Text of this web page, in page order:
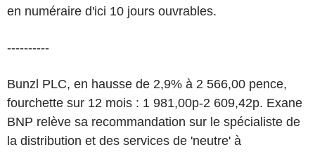
en numéraire d'ici 10 jours ouvrables.
----------
Bunzl PLC, en hausse de 2,9% à 2 566,00 pence,
fourchette sur 12 mois : 1 981,00p-2 609,42p. Exane
BNP relève sa recommandation sur le spécialiste de
la distribution et des services de 'neutre' à